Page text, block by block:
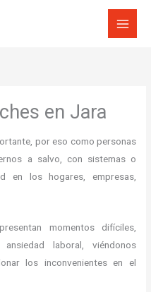
en Jara
por eso como personas
a salvo, con sistemas o
en los hogares, empresas,
momentos difíciles,
laboral, viéndonos
los inconvenientes en el